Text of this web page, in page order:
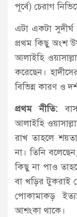
পূর্বে) চেরাগ
এটা একটা
প্রথম কিছু অংশ
আলাইহি
করেছেন।
বিভিন্ন কারণ ও
প্রথম নীতি:
আলাইহি
রাখ তাহলে
না। তিনি
কিছু না পাও
বা খড়ির টুকরাই
পােকামাকড়
আশংকা থাকে।